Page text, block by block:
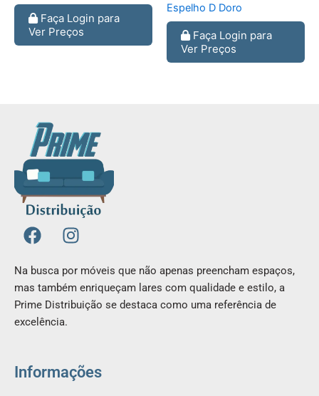
Faça Login para
Ver Preços
Espelho D Doro
Faça Login para
Ver Preços
F
a
c
e
b
o
o
I
n
t
a
g
m
Na busca por móveis que não apenas preencham espaços,
mas também enriqueçam lares com qualidade e estilo, a
Prime Distribuição se destaca como uma referência de
excelência.
Informações